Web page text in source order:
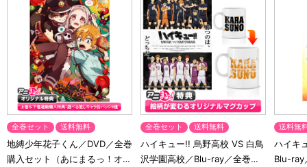
全巻セット 送料無料
地縛少年花子くん／DVD／全巻
購入セット（あにまるっ！オリ
全巻セット 送料無料
ハイキュー!! 烏野高校 VS 白鳥
沢学園高校／Blu-ray／全巻セ
送料無
ハイキ
Blu-ray